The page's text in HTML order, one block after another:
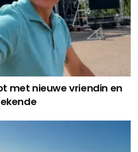
met nieuwe vriendin en